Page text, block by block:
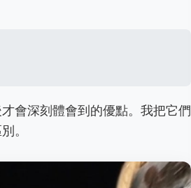
會深刻體會到的優點。我把它們
。